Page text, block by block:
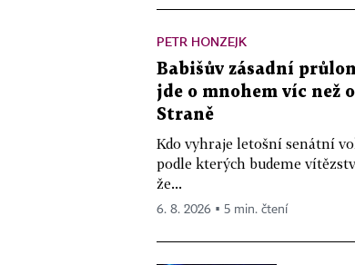
PETR HONZEJK
Babišův zásadní
jde o mnohem víc než
Straně
Kdo vyhraje letošní senátní
podle kterých budeme
že...
6. 8. 2026 ▪ 5 min. čtení